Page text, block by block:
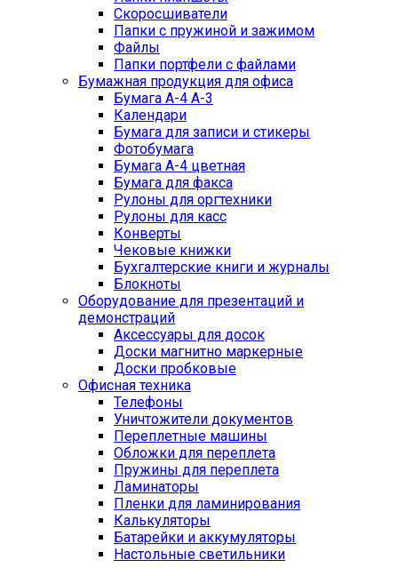
Скоросшиватели
Папки с пружиной и зажимом
Файлы
Папки портфели с файлами
Бумажная продукция для офиса
Бумага А-4 А-3
Календари
Бумага для записи и стикеры
Фотобумага
Бумага А-4 цветная
Бумага для факса
Рулоны для оргтехники
Рулоны для касс
Конверты
Чековые книжки
Бухгалтерские книги и журналы
Блокноты
Оборудование для презентаций и
демонстраций
Аксессуары для досок
Доски магнитно маркерные
Доски пробковые
Офисная техника
Телефоны
Уничтожители документов
Переплетные машины
Обложки для переплета
Пружины для переплета
Ламинаторы
Пленки для ламинирования
Калькуляторы
Батарейки и аккумуляторы
Настольные светильники